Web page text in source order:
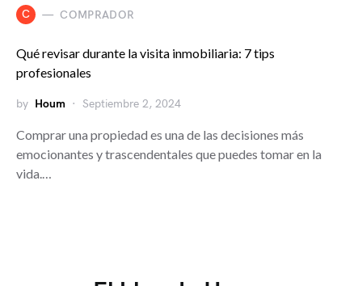
C COMPRADOR
Qué revisar durante la visita inmobiliaria: 7 tips
profesionales
by Houm Septiembre 2, 2024
Comprar una propiedad es una de las decisiones más
emocionantes y trascendentales que puedes tomar en la
vida.…